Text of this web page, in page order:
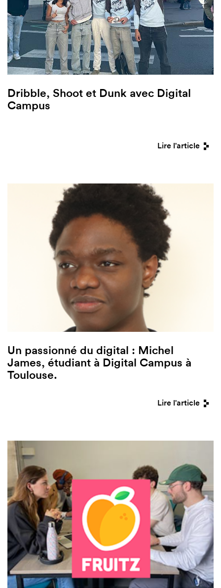
Dribble, Shoot et Dunk avec Digital
Campus
Lire l'article
Un passionné du digital : Michel
James, étudiant à Digital Campus à
Toulouse.
Lire l'article